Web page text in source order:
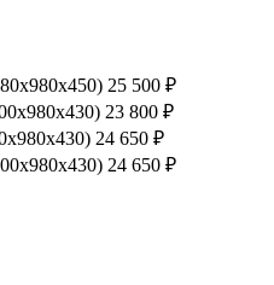
25 500 ₽
23 800 ₽
24 650 ₽
24 650 ₽